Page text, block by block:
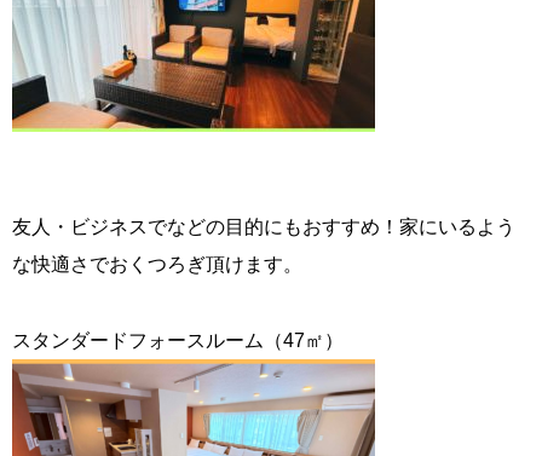
友人・ビジネスでなどの目的にもおすすめ！家にいるよう
な快適さでおくつろぎ頂けます。
スタンダードフォースルーム（47㎡）